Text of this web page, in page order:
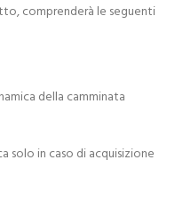
comprenderà le seguenti
della camminata
solo in caso di acquisizione